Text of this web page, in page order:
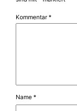
Kommentar*
Name *